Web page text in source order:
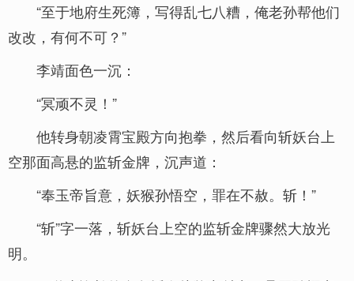
“至于地府生死簿，写得乱七八糟，俺老孙帮他们
改改，有何不可？”
李靖面色一沉：
“冥顽不灵！”
他转身朝凌霄宝殿方向抱拳，然后看向斩妖台上
空那面高悬的监斩金牌，沉声道：
“奉玉帝旨意，妖猴孙悟空，罪在不赦。斩！”
“斩”字一落，斩妖台上空的监斩金牌骤然大放光
明。